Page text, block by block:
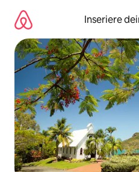
Inhalten
springen
Inseriere